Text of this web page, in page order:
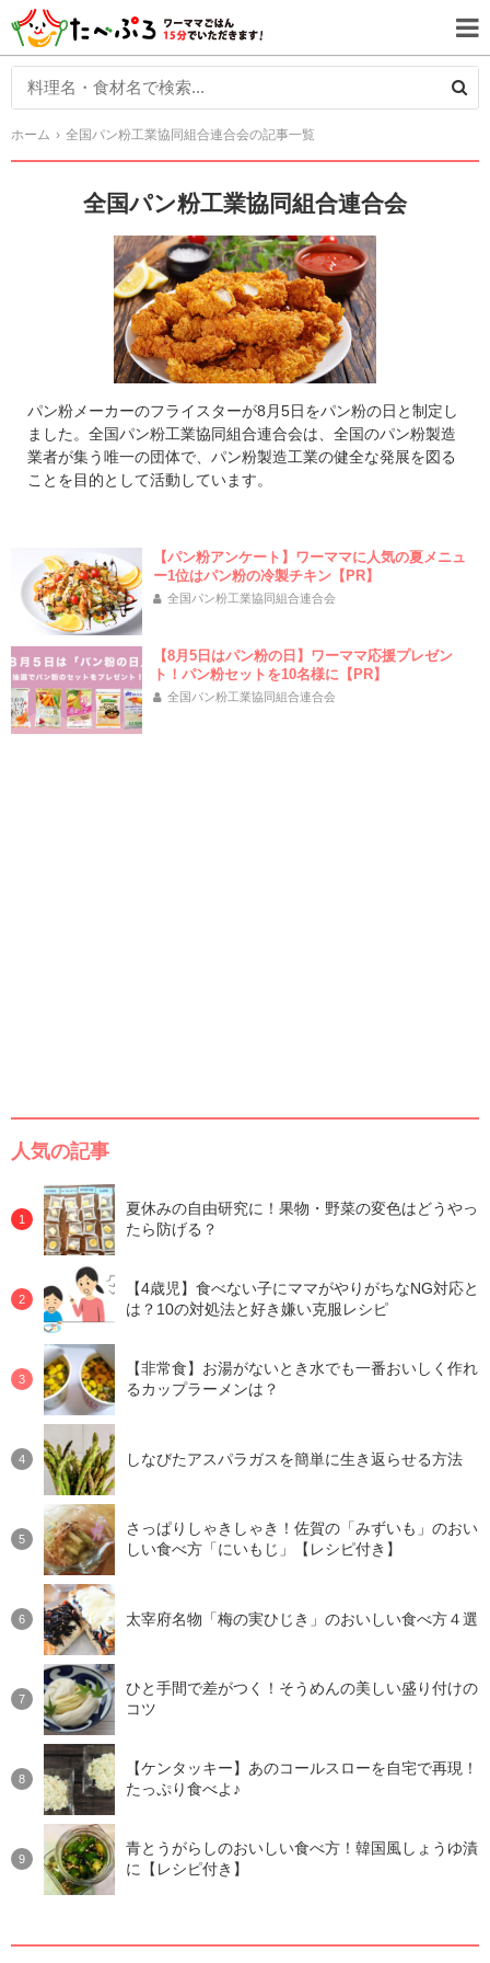
ホーム 全国パン粉工業協同組合連合会の記事一覧
全国パン粉工業協同組合連合会
パン粉メーカーのフライスターが8月5日をパン粉の日と制定し
ました。全国パン粉工業協同組合連合会は、全国のパン粉製造
業者が集う唯一の団体で、パン粉製造工業の健全な発展を図る
ことを目的として活動しています。
【パン粉アンケート】ワーママに人気の夏メニュ
ー1位はパン粉の冷製チキン【PR】
全国パン粉工業協同組合連合会
【8月5日はパン粉の日】ワーママ応援プレゼン
ト！パン粉セットを10名様に【PR】
全国パン粉工業協同組合連合会
人気の記事
夏休みの自由研究に！果物・野菜の変色はどうやっ
たら防げる？
【4歳児】食べない子にママがやりがちなNG対応と
は？10の対処法と好き嫌い克服レシピ
【非常食】お湯がないとき水でも一番おいしく作れ
るカップラーメンは？
しなびたアスパラガスを簡単に生き返らせる方法
さっぱりしゃきしゃき！佐賀の「みずいも」のおい
しい食べ方「にいもじ」【レシピ付き】
太宰府名物「梅の実ひじき」のおいしい食べ方４選
ひと手間で差がつく！そうめんの美しい盛り付けの
コツ
【ケンタッキー】あのコールスローを自宅で再現！
たっぷり食べよ♪
青とうがらしのおいしい食べ方！韓国風しょうゆ漬
に【レシピ付き】